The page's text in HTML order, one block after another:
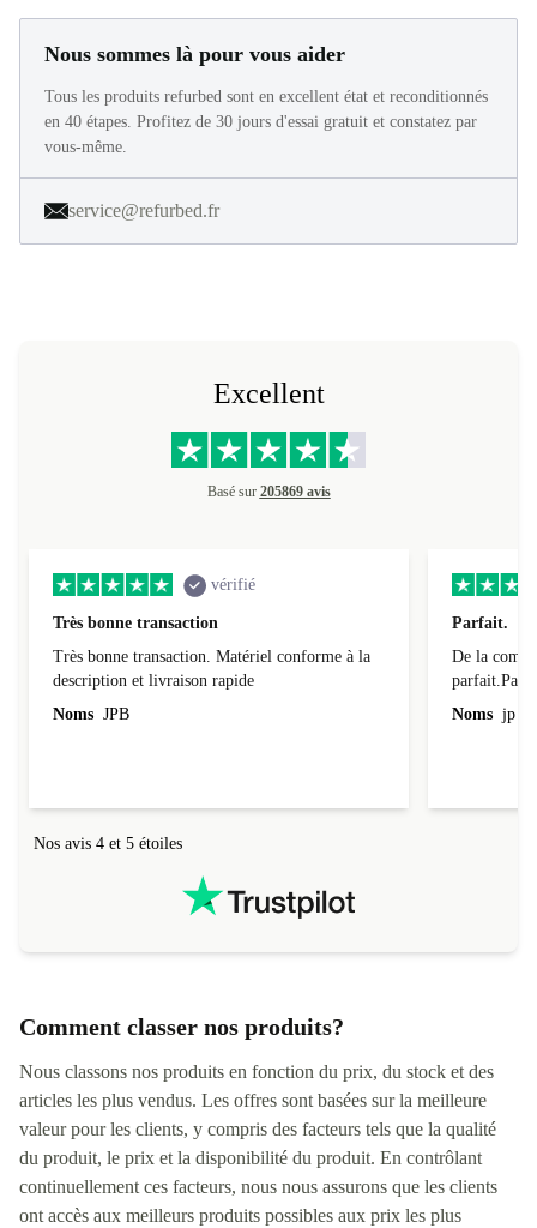
Nous sommes là pour vous aider
Tous les produits refurbed sont en excellent état et reconditionnés
en 40 étapes. Profitez de 30 jours d'essai gratuit et constatez par
vous-même.
service@refurbed.fr
Excellent
Basé sur 205869 avis
vérifié
Très bonne transaction
Très bonne transaction. Matériel conforme à la
description et livraison rapide
Noms JPB
Parfait.
De la
Noms jp
Nos avis 4 et 5 étoiles
Comment classer nos produits?
Nous classons nos produits en fonction du prix, du stock et des
articles les plus vendus. Les offres sont basées sur la meilleure
valeur pour les clients, y compris des facteurs tels que la qualité
du produit, le prix et la disponibilité du produit. En contrôlant
continuellement ces facteurs, nous nous assurons que les clients
ont accès aux meilleurs produits possibles aux prix les plus